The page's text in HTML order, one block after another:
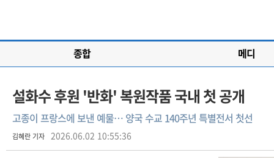
종합 메디
설화수 후원 '반화' 복원작품 국내 첫 공개
고종이 프랑스에 보낸 예물… 양국 수교 140주년 특별전서 첫선
김혜란 기자 2026.06.02 10:55:36